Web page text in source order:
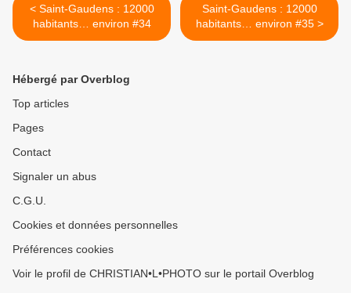
< Saint-Gaudens : 12000
habitants… environ #34
Saint-Gaudens : 12000
habitants… environ #35 >
Hébergé par Overblog
Top articles
Pages
Contact
Signaler un abus
C.G.U.
Cookies et données personnelles
Préférences cookies
Voir le profil de CHRISTIAN•L•PHOTO sur le portail Overblog